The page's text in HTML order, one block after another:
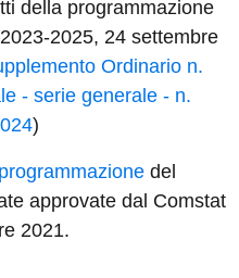
della programmazione
2025, 24 settembre
Ordinario n.
- serie generale - n.
)
del
approvate dal Comstat
2021.